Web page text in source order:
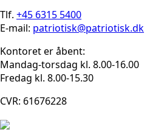
Tlf. +45 6315 5400
E-mail: patriotisk@patriotisk.dk
Kontoret er åbent:
Mandag-torsdag kl. 8.00-16.00
Fredag kl. 8.00-15.30
CVR: 61676228